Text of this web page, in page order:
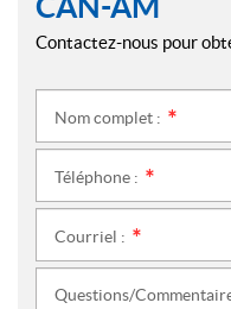
Contactez-nous pour
Nom complet :
Téléphone :
Courriel :
Questions/